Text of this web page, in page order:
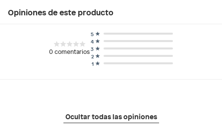
Opiniones de este producto
0comentarios
1
2
3
4
5
Ocultar todas las opiniones